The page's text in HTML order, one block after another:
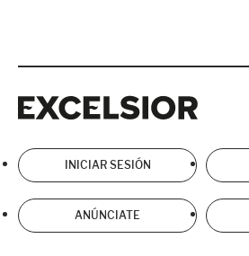
INICIAR SESIÓN
ANÚNCIATE